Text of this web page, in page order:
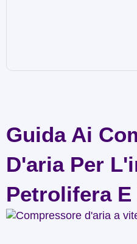
Guida Ai
D'aria Per
Petrolifera E